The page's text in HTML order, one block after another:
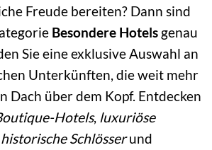
Freude bereiten? Dann sind
Besondere Hotels genau
Sie eine exklusive Auswahl an
Unterkünften, die weit mehr
Dach über dem Kopf. Entdecken
Hotels, luxuriöse
historische Schlösserund